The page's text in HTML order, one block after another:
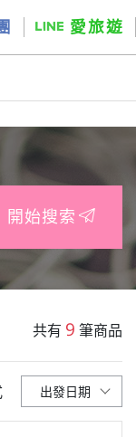
愛旅遊
開始搜索
共有 9 筆商品